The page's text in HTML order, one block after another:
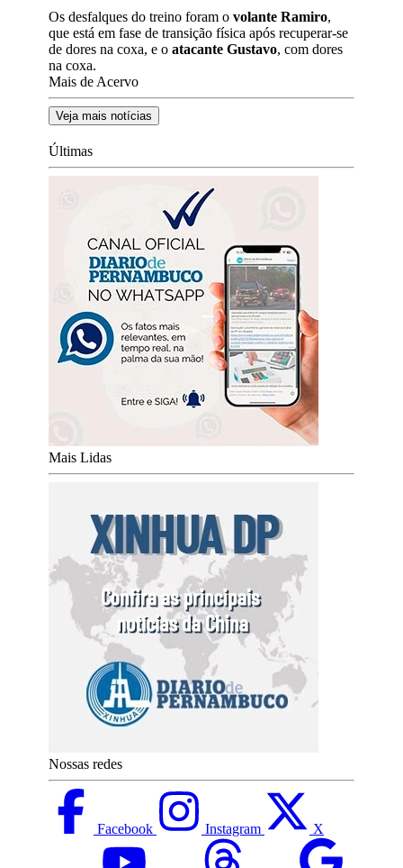
Os desfalques do treino foram o volante Ramiro,
que está em fase de transição física após recuperar-se
de dores na coxa, e o atacante Gustavo, com dores
na coxa.
Mais de Acervo
Veja mais notícias
Últimas
Mais Lidas
Nossas redes
Facebook Instagram X